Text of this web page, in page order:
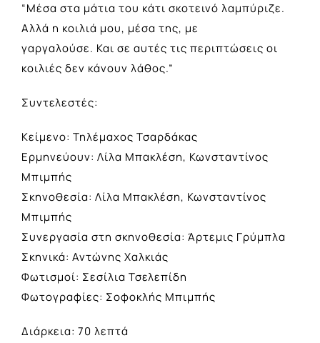
“Μέσα στα μάτια του κάτι σκοτεινό λαμπύριζε.
Αλλά η κοιλιά μου, μέσα της, με
γαργαλούσε. Και σε αυτές τις περιπτώσεις οι
κοιλιές δεν κάνουν λάθος.”
Συντελεστές:
Κείμενο: Τηλέμαχος Τσαρδάκας
Ερμηνεύουν: Λίλα Μπακλέση, Κωνσταντίνος
Μπιμπής
Σκηνοθεσία: Λίλα Μπακλέση, Κωνσταντίνος
Μπιμπής
Συνεργασία στη σκηνοθεσία: Άρτεμις Γρύμπλα
Σκηνικά: Αντώνης Χαλκιάς
Φωτισμοί: Σεσίλια Τσελεπίδη
Φωτογραφίες: Σοφοκλής Μπιμπής
Διάρκεια: 70 λεπτά